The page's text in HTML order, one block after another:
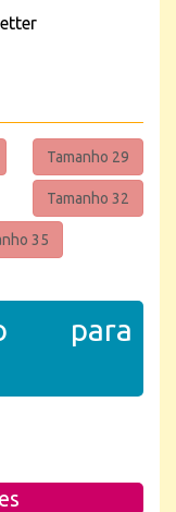
Tamanho 29
Tamanho 32
35
para